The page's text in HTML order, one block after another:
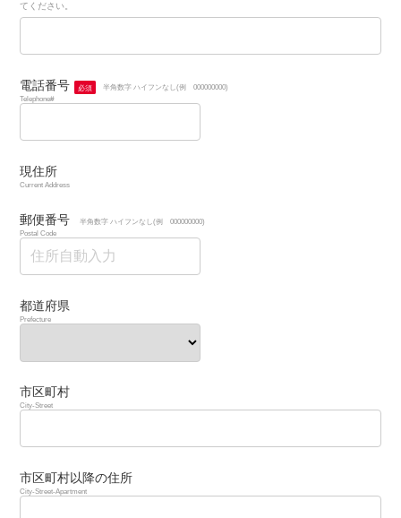
てください。
電話番号 必須
半角数字 ハイフンなし(例 000000000)
Telephone#
現住所
Current Address
郵便番号
半角数字 ハイフンなし(例 000000000)
Postal Code
都道府県
Prefecture
市区町村
City-Street
市区町村以降の住所
City-Street-Apartment